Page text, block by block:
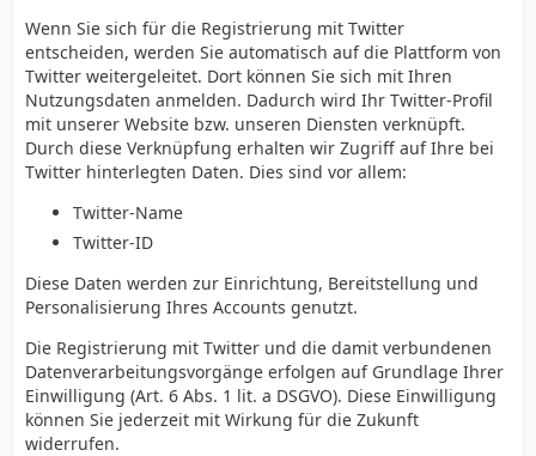
Wenn Sie sich für die Registrierung mit Twitter
entscheiden, werden Sie automatisch auf die Plattform von
Twitter weitergeleitet. Dort können Sie sich mit Ihren
Nutzungsdaten anmelden. Dadurch wird Ihr Twitter-Profil
mit unserer Website bzw. unseren Diensten verknüpft.
Durch diese Verknüpfung erhalten wir Zugriff auf Ihre bei
Twitter hinterlegten Daten. Dies sind vor allem:
Twitter-Name
Twitter-ID
Diese Daten werden zur Einrichtung, Bereitstellung und
Personalisierung Ihres Accounts genutzt.
Die Registrierung mit Twitter und die damit verbundenen
Datenverarbeitungsvorgänge erfolgen auf Grundlage Ihrer
Einwilligung (Art. 6 Abs. 1 lit. a DSGVO). Diese Einwilligung
können Sie jederzeit mit Wirkung für die Zukunft
widerrufen.